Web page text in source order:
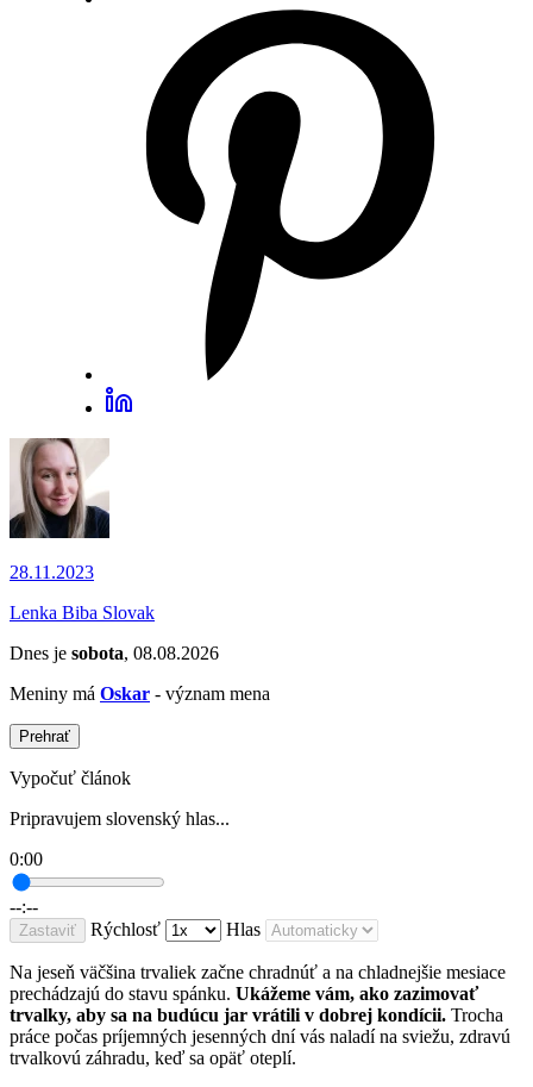
28.11.2023
Lenka Biba Slovak
Dnes je sobota, 08.08.2026
Meniny má Oskar - význam mena
Prehrať
Vypočuť článok
Pripravujem slovenský hlas...
0:00
--:--
Zastaviť Rýchlosť Hlas
Na jeseň väčšina trvaliek začne chradnúť a na chladnejšie mesiace
prechádzajú do stavu spánku. Ukážeme vám, ako zazimovať
trvalky, aby sa na budúcu jar vrátili v dobrej kondícii. Trocha
práce počas príjemných jesenných dní vás naladí na sviežu, zdravú
trvalkovú záhradu, keď sa opäť oteplí.